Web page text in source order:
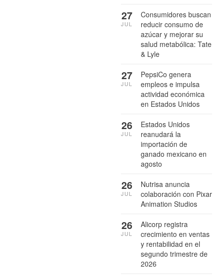
Consumidores buscan
reducir consumo de
azúcar y mejorar su
salud metabólica: Tate
& Lyle
27
JUL
PepsiCo genera
empleos e impulsa
actividad económica
en Estados Unidos
27
JUL
Estados Unidos
reanudará la
importación de
ganado mexicano en
agosto
26
JUL
Nutrisa anuncia
colaboración con Pixar
Animation Studios
26
JUL
Alicorp registra
crecimiento en ventas
y rentabilidad en el
segundo trimestre de
2026
26
JUL